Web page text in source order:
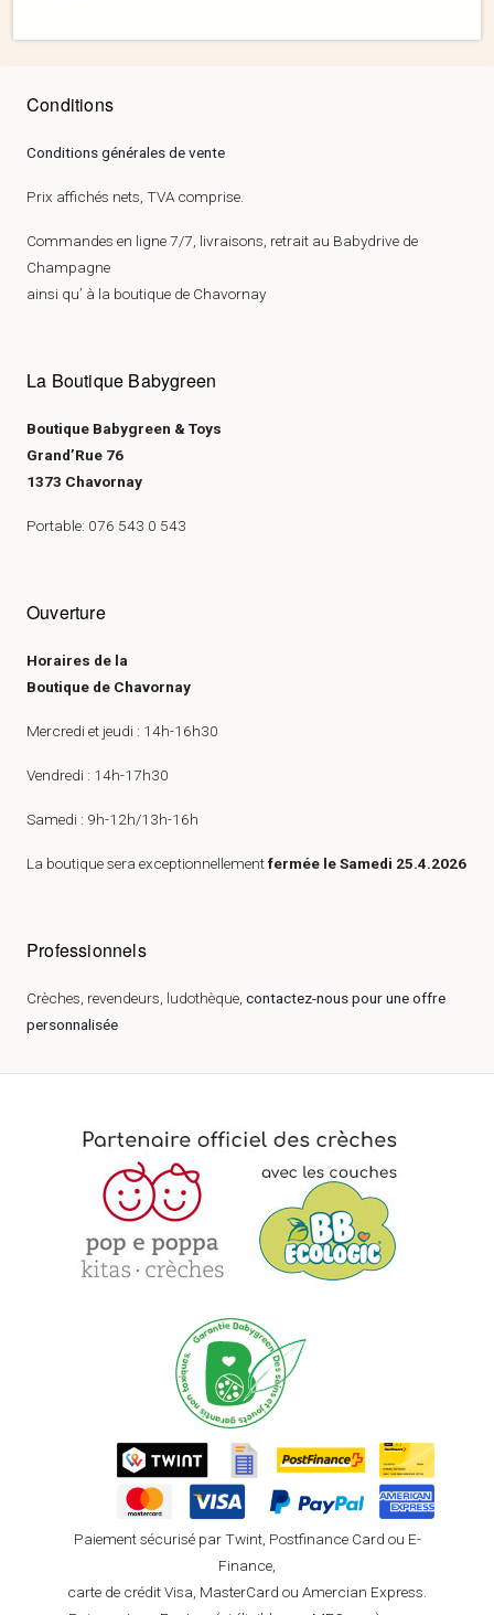
Conditions
Conditions générales de vente
Prix affichés nets, TVA comprise.
Commandes en ligne 7/7, livraisons, retrait au Babydrive de
Champagne
ainsi qu’ à la boutique de Chavornay
La Boutique Babygreen
Boutique Babygreen & Toys
Grand’Rue 76
1373 Chavornay
Portable: 076 543 0 543
Ouverture
Horaires de la
Boutique de Chavornay
Mercredi et jeudi : 14h-16h30
Vendredi : 14h-17h30
Samedi : 9h-12h/13h-16h
La boutique sera exceptionnellementfermée le Samedi 25.4.2026
Professionnels
Crèches, revendeurs, ludothèque, contactez-nous pour une offre
personnalisée
Paiement sécurisé par Twint, Postfinance Card ou E-
Finance,
carte de crédit Visa, MasterCard ou Amercian Express.